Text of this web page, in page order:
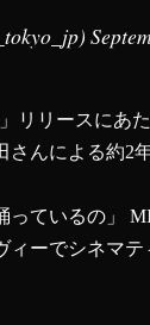
リリースにあ
さんによる約2
っているの」
ィーでシネマテ